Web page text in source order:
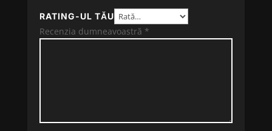
RATING-UL TĂU
Recenzia dumneavoastră *